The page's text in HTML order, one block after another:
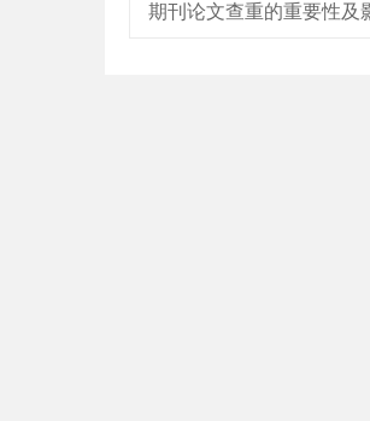
期刊论文查重的重要性及